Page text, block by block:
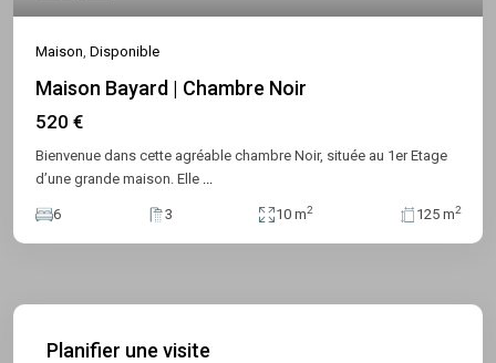
Maison Disponible
Maison Bayard | Chambre Noir
520 €
Bienvenue dans cette agréable chambre Noir, située au 1er Etage
d’une grande maison. Elle
6 3 10 m2 125 m2
Planifier une visite